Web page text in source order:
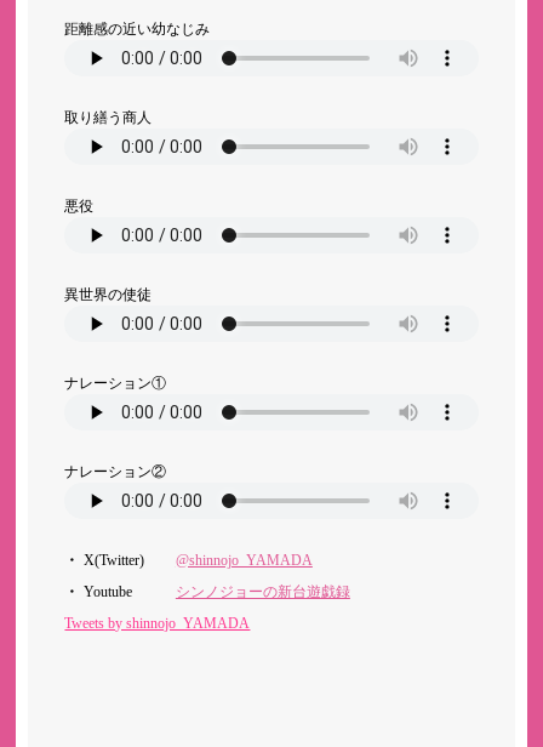
距離感の近い幼なじみ
取り繕う商人
悪役
異世界の使徒
ナレーション①
ナレーション②
X(Twitter)
@shinnojo_YAMADA
Youtube
シンノジョーの新台遊戯録
Tweets by shinnojo_YAMADA